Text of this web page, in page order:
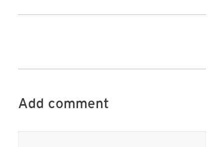
Add comment